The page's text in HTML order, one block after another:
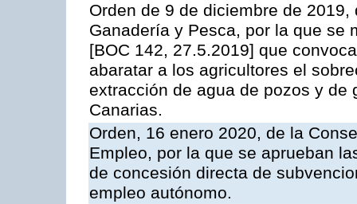
Orden de 9 de diciembre de
Ganadería y Pesca, por la que se
[BOC 142, 27.5.2019] que
abaratar a los agricultores el
extracción de agua de pozos y
Canarias.
Orden, 16 enero 2020, de la
Empleo, por la que se aprueban
de concesión directa de
empleo autónomo.